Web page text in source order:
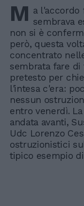
M a
sembrava
non si è
però, questa
concentrato
sembrata fare
pretesto per
l'intesa c'era:
nessun
entro venerdì.
andata avanti,
Udc Lorenzo
ostruzionistici
tipico esempio